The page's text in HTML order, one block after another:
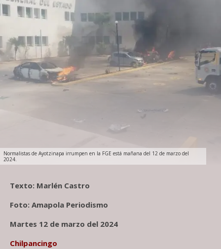
Normalistas de Ayotzinapa irrumpen en la FGE está mañana del 12 de marzo del
2024.
Texto: Marlén Castro
Foto: Amapola Periodismo
Martes 12 de marzo del 2024
Chilpancingo